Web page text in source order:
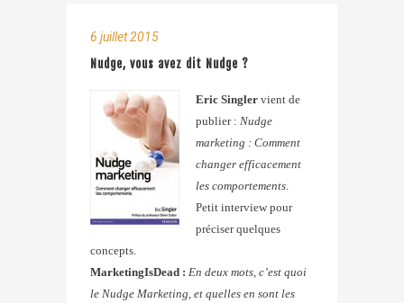
6 juillet 2015
Nudge, vous avez dit Nudge ?
Eric Singlervient de
publier : Nudge
marketing : Comment
changer efficacement
les comportements
Petit interview pour
préciser quelques
concepts.
MarketingIsDead : En deux mots, c’est quoi
le Nudge Marketing, et quelles en sont les